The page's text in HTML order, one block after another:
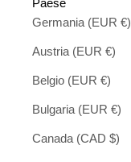
Paese
Germania (EUR €)
Austria (EUR €)
Belgio (EUR €)
Bulgaria (EUR €)
Canada (CAD $)